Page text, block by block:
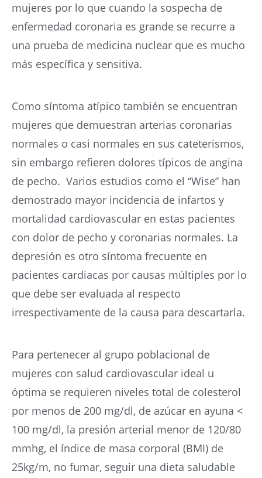
mujeres por lo que cuando la sospecha de
enfermedad coronaria es grande se recurre a
una prueba de medicina nuclear que es mucho
más específica y sensitiva.
Como síntoma atípico también se encuentran
mujeres que demuestran arterias coronarias
normales o casi normales en sus cateterismos,
sin embargo refieren dolores típicos de angina
de pecho. Varios estudios como el “Wise” han
demostrado mayor incidencia de infartos y
mortalidad cardiovascular en estas pacientes
con dolor de pecho y coronarias normales. La
depresión es otro síntoma frecuente en
pacientes cardiacas por causas múltiples por lo
que debe ser evaluada al respecto
irrespectivamente de la causa para descartarla.
Para pertenecer al grupo poblacional de
mujeres con salud cardiovascular ideal u
óptima se requieren niveles total de colesterol
por menos de 200 mg/dl, de azúcar en ayuna <
100 mg/dl, la presión arterial menor de 120/80
mmhg, el índice de masa corporal (BMI) de
25kg/m, no fumar, seguir una dieta saludable